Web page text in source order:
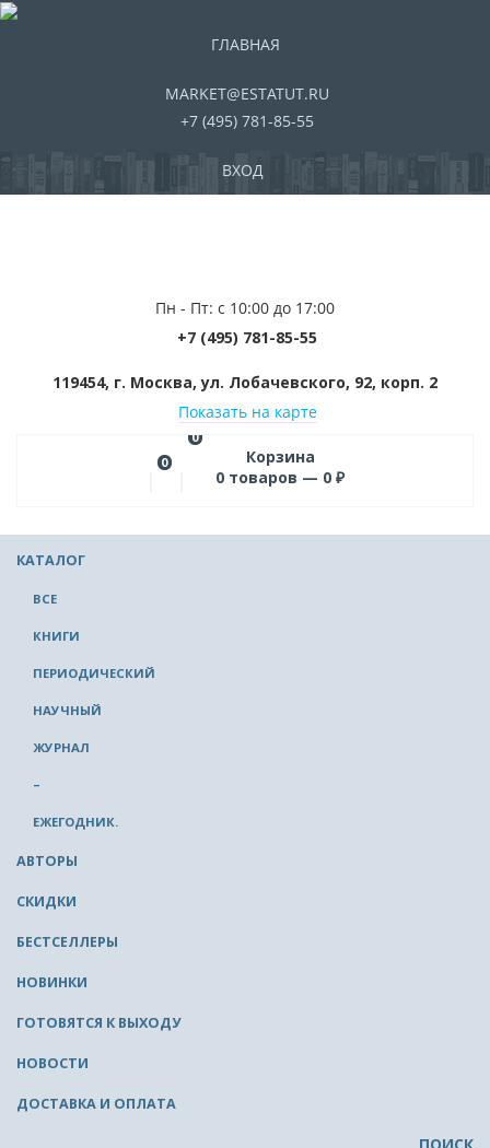
ГЛАВНАЯ
MARKET@ESTATUT.RU
+7 (495) 781-85-55
ВХОД
Пн - Пт: с 10:00 до 17:00
+7 (495) 781-85-55
119454, г. Москва, ул. Лобачевского, 92, корп. 2
Показать на карте
0
0
Корзина
0 товаров — 0 ₽
КАТАЛОГ
ВСЕ
КНИГИ
ПЕРИОДИЧЕСКИЙ
НАУЧНЫЙ
ЖУРНАЛ
–
ЕЖЕГОДНИК.
АВТОРЫ
СКИДКИ
БЕСТСЕЛЛЕРЫ
НОВИНКИ
ГОТОВЯТСЯ К ВЫХОДУ
НОВОСТИ
ДОСТАВКА И ОПЛАТА